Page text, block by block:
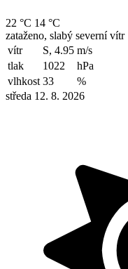
22 °C 14 °C
zataženo, slabý severní vítr
vítr
S, 4.95 m/s
tlak
1022
hPa
vlhkost 33
%
středa 12. 8. 2026